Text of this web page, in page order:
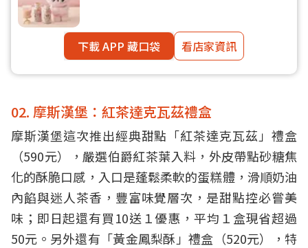
下載 APP 藏口袋 看店家資訊
02. 摩斯漢堡：紅茶達克瓦茲禮盒
摩斯漢堡這次推出經典甜點「紅茶達克瓦茲」禮盒
（590元），嚴選伯爵紅茶葉入料，外皮帶點砂糖焦
化的酥脆口感，入口是蓬鬆柔軟的蛋糕體，滑順奶油
內餡與迷人茶香，豐富味覺層次，是甜點控必嘗美
味；即日起還有買10送１優惠，平均１盒現省超過
50元。另外還有「黃金鳳梨酥」禮盒（520元），特